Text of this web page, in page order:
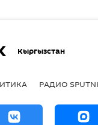
Кыргызстан
РАДИО